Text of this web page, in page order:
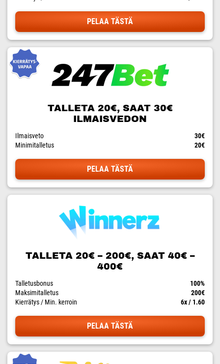
PELAA TÄSTÄ
TALLETA 20€, SAAT 30€
ILMAISVEDON
Ilmaisveto
30€
Minimitalletus
20€
PELAA TÄSTÄ
TALLETA 20€ – 200€, SAAT 40€ –
400€
Talletusbonus
100%
Maksimitalletus
200€
Kierrätys / Min. kerroin
6x / 1.60
PELAA TÄSTÄ